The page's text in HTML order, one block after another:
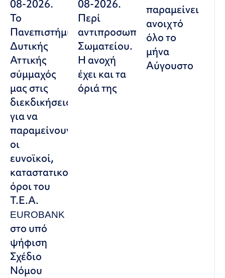
08-2026.
Το
Πανεπιστήμιο
Δυτικής
Αττικής
σύμμαχός
μας στις
διεκδικήσεις,
για να
παραμείνουν
οι
ευνοϊκοί,
καταστατικοί
όροι του
Τ.Ε.Α.
EUROBANK
στο υπό
ψήφιση
Σχέδιο
Νόμου
08-2026.
Περί
αντιπροσωπευτικού
Σωματείου.
Η ανοχή
έχει και τα
όριά της
παραμείνει
ανοιχτό
όλο το
μήνα
Αύγουστο